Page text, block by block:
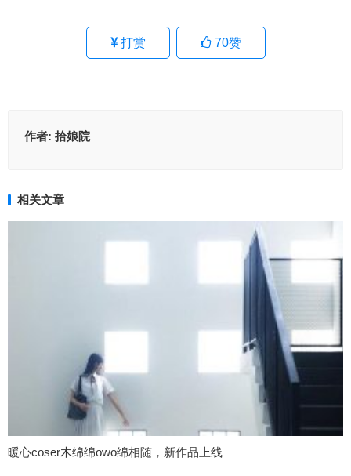
打赏 70赞
作者: 拾娘院
相关文章
暖心coser木绵绵owo绵相随，新作品上线